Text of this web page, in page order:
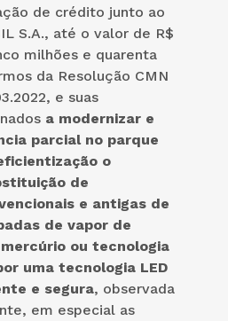
de crédito junto ao
S.A., até o valor de R$
milhões e quarenta
da Resolução CMN
e suas
a modernizar e
parcial no parque
o
de
e antigas de
de vapor de
ou tecnologia
uma tecnologia LED
e segura, observada
em especial as